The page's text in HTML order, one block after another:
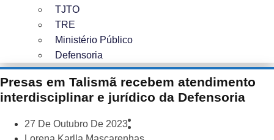
TJTO
TRE
Ministério Público
Defensoria
Presas em Talismã recebem atendimento
interdisciplinar e jurídico da Defensoria
27 De Outubro De 2023